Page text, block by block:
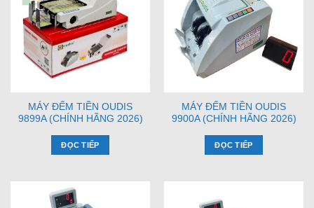
MÁY ĐẾM TIỀN OUDIS
9899A (CHÍNH HÃNG 2026)
ĐỌC TIẾP
MÁY ĐẾM TIỀN OUDIS
9900A (CHÍNH HÃNG 2026)
ĐỌC TIẾP